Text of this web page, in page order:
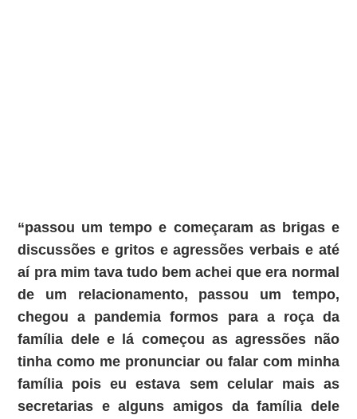
“passou um tempo e começaram as brigas e
discussões e gritos e agressões verbais e até
aí pra mim tava tudo bem achei que era normal
de um relacionamento, passou um tempo,
chegou a pandemia formos para a roça da
família dele e lá começou as agressões não
tinha como me pronunciar ou falar com minha
família pois eu estava sem celular mais as
secretarias e alguns amigos da família dele